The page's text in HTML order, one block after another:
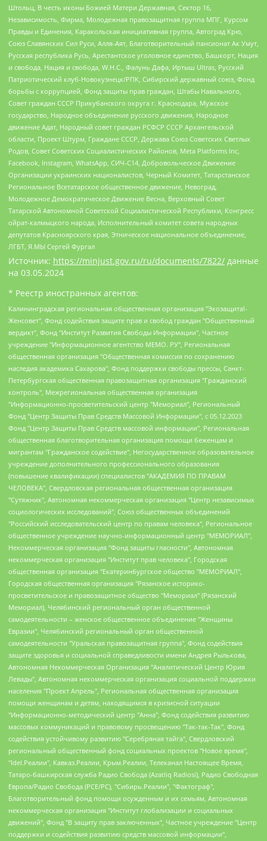
Штольц, В честь иконы Божией Матери Державная, Сектор 16,
Независимость, Фирма, Молодежная правозащитная группа МПГ, Курсом
Правды и Единения, Каракольская инициативная группа, Автоград Крю,
Союз Славянских Сил Руси, Алля-Аят, Благотворительный пансионат Ак Умут,
Русская республика Русь, Арестантское уголовное единство, Башкорт, Нация
и свобода, Нация и свобода, W.H.С., Фалунь Дафа, Иртыш Ultras, Русский
Патриотический клуб-Новокузнецк/РПК, Сибирский державный союз, Фонд
борьбы с коррупцией, Фонд защиты прав граждан, Штабы Навального,
Совет граждан СССР Прикубанского округа г. Краснодара, Мужское
государство, Народное объединение русского движения, Народное
движение Адат, Народный совет граждан РСФСР СССР Архангельской
области, Проект Штурм, Граждане СССР, Держава Союз Советских Светлых
Родов, Совет Советских Социалистических Районов, Meta Platforms Inc,
Facebook, Instagram, WhatsApp, СИЧ-С14, Добровольческое Движение
Организации украинских националистов, Черный Комитет, Татарстанское
Региональное Всетатарское общественное движение, Невоград,
Молодежное Демократическое Движение Весна, Верховный Совет
Татарской Автономной Советской Социалистической Республики, Конгресс
ойрат-калмыцкого народа, Исполнительный комитет совета народных
депутатов Красноярского края, Этническое национальное объединение,
ЛГБТ, Я.МЫ Сергей Фургал
Источник: https://minjust.gov.ru/ru/documents/7822/ данные
на 03.05.2024
* Реестр иностранных агентов:
Калининградская региональная общественная организация "Экозащита!-Женсовет", Фонд содействия защите прав и свобод граждан "Общественный вердикт", Фонд "Институт Развития Свободы Информации", Частное учреждение "Информационное агентство МЕМО. РУ", Региональная общественная организация "Общественная комиссия по сохранению наследия академика Сахарова", Фонд поддержки свободы прессы, Санкт-Петербургская общественная правозащитная организация "Гражданский контроль", Межрегиональная общественная организация "Информационно-просветительский центр "Мемориал", Региональный Фонд "Центр Защиты Прав Средств Массовой Информации", с 05.12.2023 Фонд "Центр Защиты Прав Средств массовой информации", Региональная общественная благотворительная организация помощи беженцам и мигрантам "Гражданское содействие", Негосударственное образовательное учреждение дополнительного профессионального образования (повышение квалификации) специалистов "АКАДЕМИЯ ПО ПРАВАМ ЧЕЛОВЕКА", Свердловская региональная общественная организация "Сутяжник", Автономная некоммерческая организация "Центр независимых социологических исследований", Союз общественных объединений "Российский исследовательский центр по правам человека", Региональное общественное учреждение научно-информационный центр "МЕМОРИАЛ", Некоммерческая организация "Фонд защиты гласности", Автономная некоммерческая организация "Институт прав человека", Городская общественная организация "Екатеринбургское общество "МЕМОРИАЛ", Городская общественная организация "Рязанское историко-просветительское и правозащитное общество "Мемориал" (Рязанский Мемориал), Челябинский региональный орган общественной самодеятельности – женское общественное объединение "Женщины Евразии", Челябинский региональный орган общественной самодеятельности "Уральская правозащитная группа", Фонд содействия защите здоровья и социальной справедливости имени Андрея Рылькова, Автономная Некоммерческая Организация "Аналитический Центр Юрия Левады", Автономная некоммерческая организация социальной поддержки населения "Проект Апрель", Региональная общественная организация помощи женщинам и детям, находящимся в кризисной ситуации "Информационно-методический центр "Анна", Фонд содействия развитию массовых коммуникаций и правовому просвещению "Так-так-Так", Фонд содействия устойчивому развитию "Серебряная тайга", Свердловский региональный общественный фонд социальных проектов "Новое время", "Idel.Реалии", Кавказ.Реалии, Крым.Реалии, Телеканал Настоящее Время, Татаро-башкирская служба Радио Свобода (Azatliq Radiosi), Радио Свободная Европа/Радио Свобода (PCE/PC), "Сибирь.Реалии", "Фактограф", Благотворительный фонд помощи осужденным и их семьям, Автономная некоммерческая организация "Институт глобализации и социальных движений", Фонд "В защиту прав заключенных", Частное учреждение "Центр поддержки и содействия развитию средств массовой информации", Пензенский региональный общественный благотворительный фонд "Гражданский союз", "Север.Реалии", Некоммерческая организация Фонд "Правовая инициатива", Общество с ограниченной ответственностью "Радио Свободная Европа/Радио Свобода", Чешское информационное агентство "MEDIUM-ORIENT", Красноярская региональная общественная организация "Мы против СПИДа", Камалягин Денис Николаевич, Маркелов Сергей Евгеньевич, Пономарев Лев Александрович, Савицкая Людмила Алексеевна, Автономная некоммерческая организация "Центр по работе с проблемой насилия "НАСИЛИЮ.НЕТ", Межрегиональный профессиональный союз работников здравоохранения "Альянс врачей", Юридическое лицо, зарегистрированное в Латвийской Республике, SIA "Medusa Project" (регистрационный номер 40103797863, дата регистрации 10.06.2014), Некоммерческая организация "Фонд по борьбе с коррупцией", Автономная некоммерческая организация "Институт права и публичной политики", Баданин Роман Сергеевич, Гликин Максим Александрович, Железнова Мария Михайловна, Лукьянова Юлия Сергеевна, Маетная Елизавета Витальевна, Маняхин Петр Борисович, Чуракова Ольга Владимировна, Ярош Юлия Петровна, Юридическое лицо "The Insider SIA", зарегистрированное в Риге, Латвийская Республика (дата регистрации 26.06.2015), являющееся администратором доменного имени интернет-издания "The Insider SIA", https://theins.ru, Постернак Алексей Евгеньевич, Рубин Михаил Аркадьевич, Анин Роман Александрович, Юридическое лицо Istories fonds, зарегистрированное в Латвийской Республике (регистрационный номер 50008295751, дата регистрации 24.02.2020), Великовский Дмитрий Александрович, Долинина Ирина Николаевна, Мароховская Алеся Алексеевна, Шлейнов Роман Юрьевич, Шмагун Олеся Валентиновна, Общество с ограниченной ответственностью "Альтаир 2021", Общество с ограниченной ответственностью "Вега 2021", Общество с ограниченной ответственностью "Главный редактор 2021", Общество с ограниченной ответственностью "Ромашки монолит", Важенков Артем Валерьевич, Ивановская областная общественная организация "Центр гендерных исследований", Гурман Юрий Альбертович, Медиапроект "ОВД-Инфо", Егоров Владимир Владимирович, Жилинский Владимир Александрович, Общество с ограниченной ответственностью "ЗП", Иванова София Юрьевна, Карезина Инна Павловна, Кильтау Екатерина Викторовна, Петров Алексей Викторович, Пискунов Сергей Евгеньевич, Смирнов Сергей Сергеевич, Тихонов Михаил Сергеевич, Общество с ограниченной ответственностью "ЖУРНАЛИСТ-ИНОСТРАННЫЙ АГЕНТ", Арапова Галина Юрьевна, Вольтская Татьяна Анатольевна, Американская компания "Mason G.E.S. Anonymous Foundation" (США), являющаяся владельцем интернет-издания https://mnews.world/, Компания "Stichting Bellingcat", зарегистрированная в Нидерландах (дата регистрации 11.07.2018), Захаров Андрей Вячеславович, Клепиковская Екатерина Дмитриевна, Общество с ограниченной ответственностью "МЕМО", Перл Роман Александрович, Симонов Евгений Алексеевич, Соловьева Елена Анатольевна, Сотников Даниил Владимирович, Сурначева Елизавета Дмитриевна, Автономная некоммерческая организация по защите прав человека и информированию населения "Якутия – Наше Мнение", Общество с ограниченной ответственностью "Москоу диджитал медиа", с 26.01.2023 Общество с ограниченной ответственностью "Чайка Белые сады", Ветошкина Валерия Валерьевна, Заговора Максим Александрович, Межрегиональное общественное движение "Российская ЛГБТ - сеть", Оленичев Максим Владимирович, Павлов Иван Юрьевич, Скворцова Елена Сергеевна, Общество с ограниченной ответственностью "Как бы инагент", Кочетков Игорь Викторович, Общество с ограниченной ответственностью "Честные выборы", Еланчик Олег Александрович, Общество с ограниченной ответственностью "Нобелевский призыв", Гималова Регина Эмилевна, Григорьев Андрей Валерьевич, Григорьева Алина Александровна, Ассоциация по содействию защите прав призывников, альтернативнослужащих и военнослужащих "Правозащитная группа "Гражданин.Армия.Право", Хисамова Регина Фаритовна, Автономная некоммерческая организация по реализации социально-правовых программ "Лилит", Дальневосточное общественное движение "Маяк", Санкт-Петербургская ЛГБТ-инициативная группа "Выход", Инициативная группа ЛГБТ+ "Реверс", Алексеев Андрей Викторович, Бекбулатова Таисия Львовна, Беляев Иван Михайлович, Владыкина Елена Сергеевна, Гельман Марат Александрович, Никульшина Вероника Юрьевна, Толоконникова Надежда Андреевна, Шендерович Виктор Анатольевич, Общество с ограниченной ответственностью "Данное сообщение", Общество с ограниченной ответственностью Издательский дом "Новая глава", Айнбиндер Александра Александровна, Московский комьюнити-центр для ЛГБТ+инициатив, Благотворительный фонд развития филантропии, Deutsche Welle (Германия, Kurt-Schumacher-Strasse 3, 53113 Bonn), Борзунова Мария Михайловна, Воробьев Виктор Викторович, Голубева Анна Львовна, Константинова Алла Михайловна, Малкова Ирина Владимировна, Мурадов Мурад Абдулгалимович, Осетинская Елизавета Николаевна, Понасенков Евгений Николаевич, Ганапольский Матвей Юрьевич, Киселев Евгений Алексеевич, Борухович Ирина Григорьевна, Дремин Иван Тимофеевич, Дубровский Дмитрий Викторович, Красноярская региональная общественная организация поддержки и развития альтернативных образовательных технологий и межкультурных коммуникаций "ИНТЕРРА", Маяковская Екатерина Алексеевна, Фейгин Марк Захарович, Филимонов Андрей Викторович, Дзугкоева Регина Николаевна, Доброхотов Роман Александрович, Дудь Юрий Александрович, Елкин Сергей Владимирович, Кругликов Кирилл Игоревич, Сабунаева Мария Леонидовна, Семенов Алексей Владимирович, Шаинян Карен Багратович, Шульман Екатерина Михайловна, Асафьев Артур Валерьевич, Вахштайн Виктор Семенович, Венедиктов Алексей Алексеевич, Лушникова Екатерина Евгеньевна, Волков Леонид Михайлович, Невзоров Александр Глебович, Пархоменко Сергей Борисович, Сироткин Ярослав Николаевич, Кара-Мурза Владимир Владимирович, Баранова Наталья Владимировна, Гозман Леонид Яковлевич, Кагарлицкий Борис Юльевич, Климарев Михаил Валерьевич, Милов Владимир Станиславович, Автономная некоммерческая организация Краснодарский центр современного искусства "Типография", Моргенштерн Алишер Тагирович, Соболь Любовь Эдуардовна, Общество с ограниченной ответственностью "ЛИЗА НОРМ", Каспаров Гарри Кимович, Ходорковский Михаил Борисович, Общество с ограниченной ответственностью "Апрельские тезисы", Данилович Ирина Брониславовна, Кашин Олег Владимирович, Петров Николай Владимирович, Пивоваров Алексей Владимирович, Соколов Михаил Владимирович, Цветкова Юлия Владимировна, Чичваркин Евгений Александрович, Комитет против пыток/Команда против пыток, Общество с ограниченной ответственностью "Первый научный", Общество с ограниченной ответственностью "Вертолет и ко", Белоцерковская Вероника Борисовна, Кац Максим Евгеньевич, Лазарева Татьяна Юрьевна, Шаведдинов Руслан Табризович, Яшин Илья Валерьевич, Общество с ограниченной ответственностью "Иноагент ААВ", Алешковский Дмитрий Петрович, Альбац Евгения Марковна, Быков Дмитрий Львович, Галямина Юлия Евгеньевна, Лойко Сергей Леонидович, Мартынов Кирилл Константинович, Медведев Сергей Александрович, Крашенинников Федор Геннадиевич, Гордеева Катерина Вл